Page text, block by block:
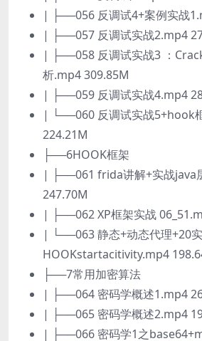
| ├──056 反调试4+案例实战
| ├──057 反调试实战2.mp4
| ├──058 反调试实战3 ：
析.mp4 309.85M
| ├──059 反调试实战4.mp4
| └──060 反调试实战5+hook
224.21M
├──6HOOK框架
| ├──061 frida讲解+实战java
247.70M
| ├──062 XP框架实战
| └──063 静态+动态代理+20
HOOKstartacitivity.mp4
├──7常用加密算法
| ├──064 密码学概述1.mp4
| ├──065 密码学概述2.mp4
| ├──066 密码学1之